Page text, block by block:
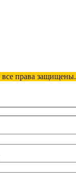
права защищены.